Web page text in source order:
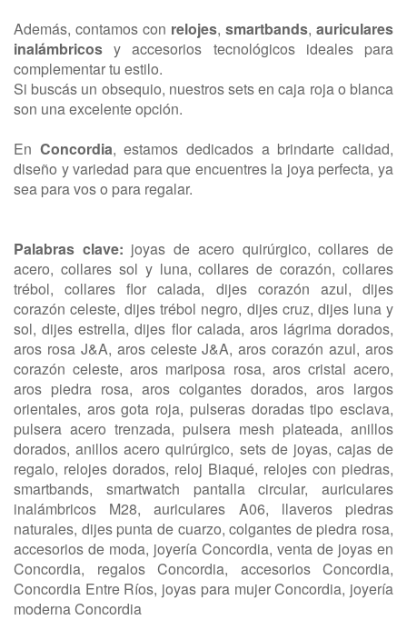
Además, contamos con relojes, smartbands, auriculares
inalámbricos y accesorios tecnológicos ideales para
complementar tu estilo.
Si buscás un obsequio, nuestros sets en caja roja o blanca
son una excelente opción.
En Concordia, estamos dedicados a brindarte calidad,
diseño y variedad para que encuentres la joya perfecta, ya
sea para vos o para regalar.
Palabras clave: joyas de acero quirúrgico, collares de
acero, collares sol y luna, collares de corazón, collares
trébol, collares flor calada, dijes corazón azul, dijes
corazón celeste, dijes trébol negro, dijes cruz, dijes luna y
sol, dijes estrella, dijes flor calada, aros lágrima dorados,
aros rosa J&A, aros celeste J&A, aros corazón azul, aros
corazón celeste, aros mariposa rosa, aros cristal acero,
aros piedra rosa, aros colgantes dorados, aros largos
orientales, aros gota roja, pulseras doradas tipo esclava,
pulsera acero trenzada, pulsera mesh plateada, anillos
dorados, anillos acero quirúrgico, sets de joyas, cajas de
regalo, relojes dorados, reloj Biaqué, relojes con piedras,
smartbands, smartwatch pantalla circular, auriculares
inalámbricos M28, auriculares A06, llaveros piedras
naturales, dijes punta de cuarzo, colgantes de piedra rosa,
accesorios de moda, joyería Concordia, venta de joyas en
Concordia, regalos Concordia, accesorios Concordia,
Concordia Entre Ríos, joyas para mujer Concordia, joyería
moderna Concordia